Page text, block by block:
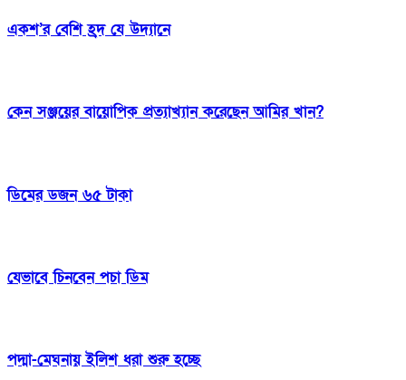
একশ’র বেশি হ্রদ যে উদ্যানে
কেন সঞ্জয়ের বায়োপিক প্রত্যাখ্যান করেছেন আমির খান?
ডিমের ডজন ৬৫ টাকা
যেভাবে চিনবেন পচা ডিম
পদ্মা-মেঘনায় ইলিশ ধরা শুরু হচ্ছে